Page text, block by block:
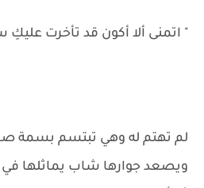
" اتمنى ألا أكون قد تأخرت عليكِ
لم تهتم له وهي تبتسم بسمة
ويصعد جوارها شاب يماثلها في